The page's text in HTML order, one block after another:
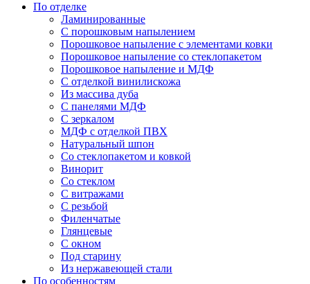
По отделке
Ламинированные
С порошковым напылением
Порошковое напыление с элементами ковки
Порошковое напыление со стеклопакетом
Порошковое напыление и МДФ
С отделкой винилискожа
Из массива дуба
С панелями МДФ
С зеркалом
МДФ с отделкой ПВХ
Натуральный шпон
Со стеклопакетом и ковкой
Винорит
Со стеклом
С витражами
С резьбой
Филенчатые
Глянцевые
С окном
Под старину
Из нержавеющей стали
По особенностям